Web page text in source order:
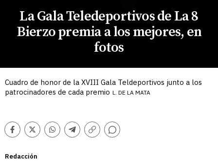
La Gala Teledeportivos de La 8
Bierzo premia a los mejores, en
fotos
Cuadro de honor de la XVIII Gala Teldeportivos junto a los
patrocinadores de cada premio L. DE LA MATA
Facebook
TwitterWhatsappTelegram
Copiar
Comentarios
Redacción